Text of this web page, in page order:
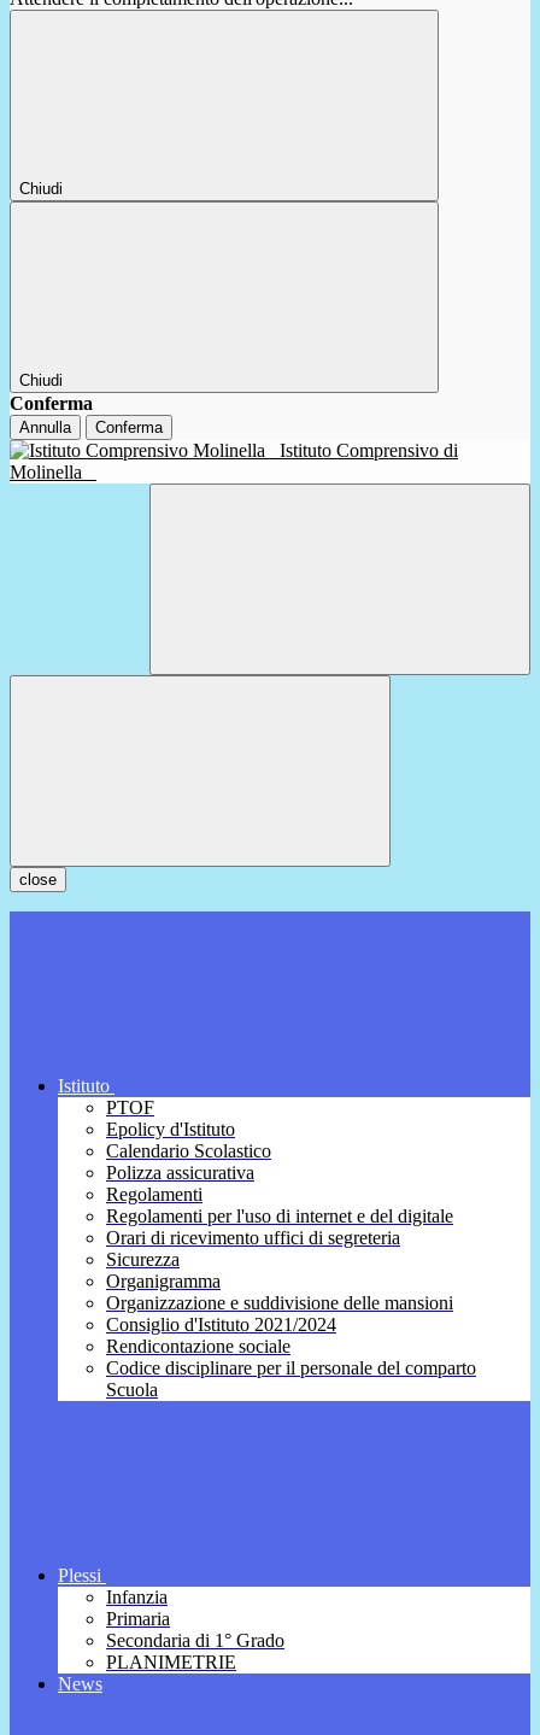
Chiudi
Chiudi
Conferma
Annulla Conferma
Istituto Comprensivo di
Molinella
close
Istituto
PTOF
Epolicy d'Istituto
Calendario Scolastico
Polizza assicurativa
Regolamenti
Regolamenti per l'uso di internet e del digitale
Orari di ricevimento uffici di segreteria
Sicurezza
Organigramma
Organizzazione e suddivisione delle mansioni
Consiglio d'Istituto 2021/2024
Rendicontazione sociale
Codice disciplinare per il personale del comparto
Scuola
Plessi
Infanzia
Primaria
Secondaria di 1° Grado
PLANIMETRIE
News